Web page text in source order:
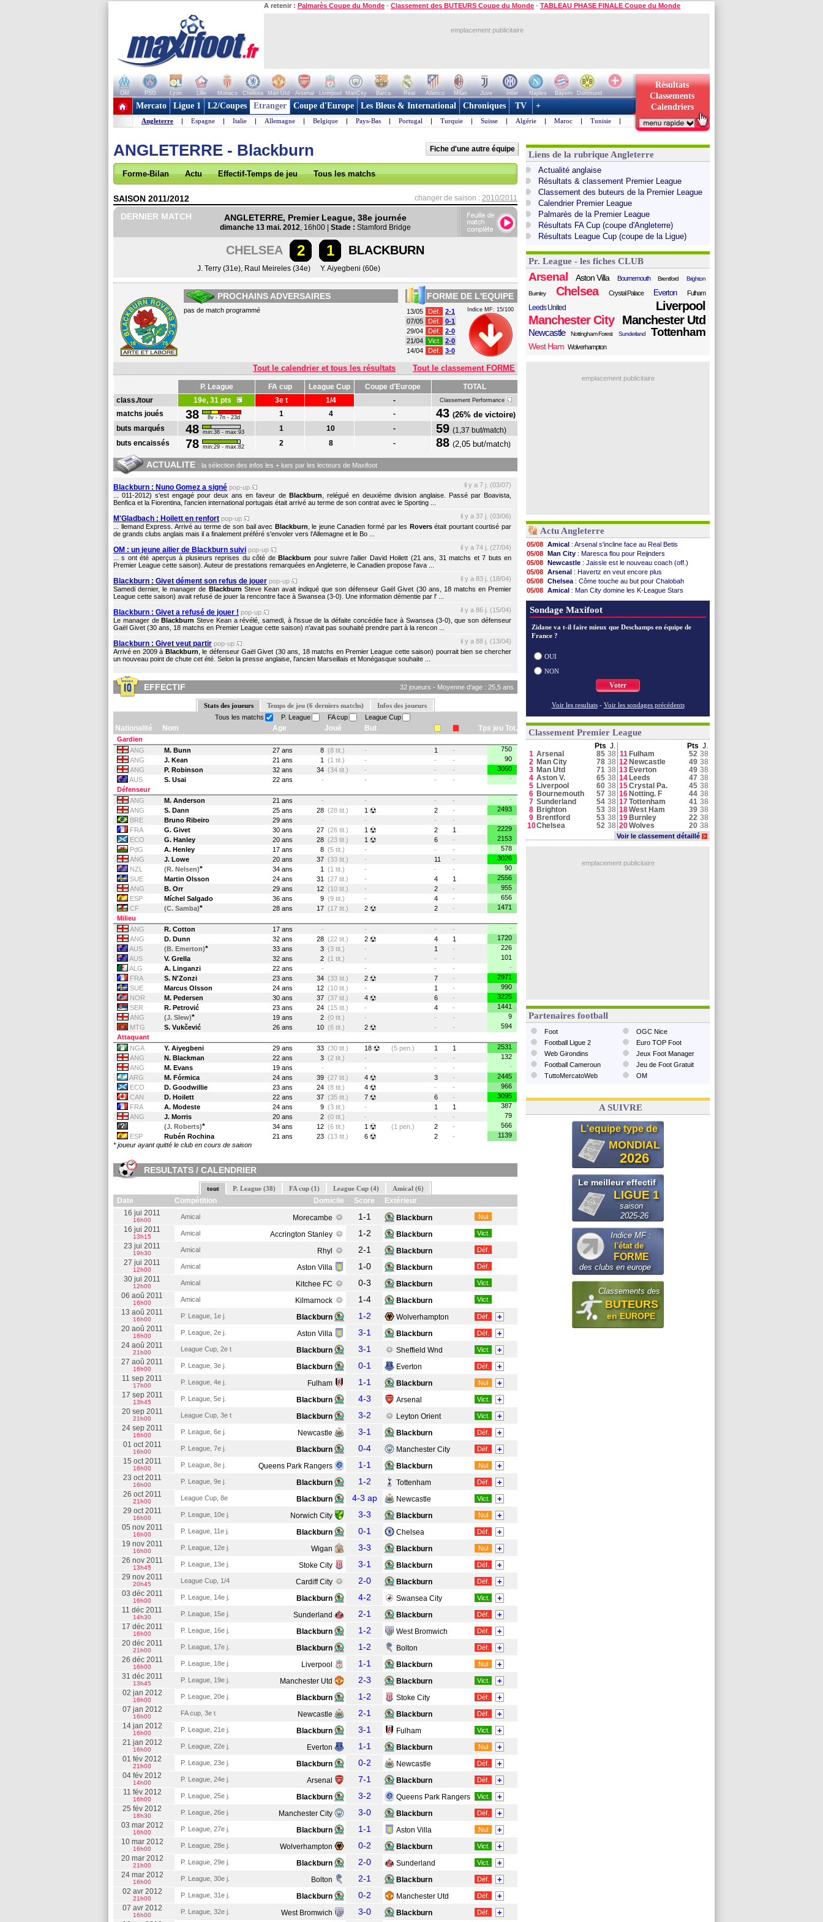
A retenir : Palmarès Coupe du Monde - Classement des BUTEURS Coupe du Monde - TABLEAU PHASE FINALE Coupe du Monde
emplacement publicitaire
OM PSG Lyon Lille Monaco Chelsea Man Utd Arsenal Liverpool ManCity Barca Real Atletico Milan Juve Inter Naples Bayern
Dortmund
+ de clubs
Résultats
Classements
Calendriers
Mercato Ligue 1 L2/Coupes Etranger Coupe d'Europe Les Bleus & International Chroniques TV +
Angleterre | Espagne | Italie | Allemagne | Belgique | Pays-Bas | Portugal | Turquie | Suisse | Algérie | Maroc | Tunisie |
ANGLETERRE - Blackburn Fiche d'une autre équipe
Forme-Bilan Actu Effectif-Temps de jeu Tous les matchs
SAISON 2011/2012 changer de saison : 2010/2011
DERNIER MATCH ANGLETERRE, Premier League, 38e journée
dimanche 13 mai. 2012, 16h00 | Stade : Stamford Bridge
CHELSEA 2 1 BLACKBURN
J. Terry (31e), Raul Meireles (34e) Y. Aiyegbeni (60e)
PROCHAINS ADVERSAIRES
pas de match programmé
FORME DE L'EQUIPE
13/05 Déf.
2-1
07/05
Déf.
0-1
29/04
Déf.
2-0
21/04
Vict.
2-0
14/04
Déf. 3-0
Indice MF: 15/100
Tout le calendrier et tous les résultats Tout le classement FORME
P. League FA cup League Cup Coupe d'Europe
TOTAL
class./tour
19e, 31 pts 3e t 1/4 - Classement Performance
matchs joués 38 8v - 7n - 23d 1 4 - 43 (26% de victoire)
buts marqués
48 min:36 - max:93 1 10 - 59 (1,37 but/match)
buts encaissés
78 min:29 - max:82 2 8 - 88 (2,05 but/match)
ACTUALITE : la sélection des infos les + lues par les lecteurs de Maxifoot
Blackburn : Nuno Gomez a signé pop-up
il y a 7 j. (03/07)
... 011-2012) s'est engagé pour deux ans en faveur de Blackburn , relégué en deuxième division anglaise. Passé par Boavista,
Benfica et la Fiorentina, l'ancien international portugais était arrivé au terme de son contrat avec le Sporting ...
M'Gladbach : Hoilett en renfort pop-up
il y a 37 j. (03/06)
... llemand Express. Arrivé au terme de son bail avec Blackburn , le jeune Canadien formé par les Roversétait pourtant courtisé par
de grands clubs anglais mais il a finalement préféré s'envoler vers l'Allemagne et le Bo ...
OM : un jeune ailier de Blackburn suivi pop-up
il y a 74 j. (27/04)
... s ont été aperçus à plusieurs reprises du côté deBlackburn pour suivre l'ailier David Hoilett (21 ans, 31 matchs et 7 buts en
Premier League cette saison). Auteur de prestations remarquées en Angleterre, le Canadien propose l'ava ...
Blackburn : Givet dément son refus de jouer pop-up
il y a 83 j. (18/04)
Samedi dernier, le manager de Blackburn Steve Kean avait indiqué que son défenseur Gaël Givet (30 ans, 18 matchs en Premier
League cette saison) avait refusé de jouer la rencontre face à Swansea (3-0). Une information démentie par l' ...
Blackburn : Givet a refusé de jouer ! pop-up
il y a 86 j. (15/04)
Le manager deBlackburn Steve Kean a révélé, samedi, à l'issue de la défaite concédée face à Swansea (3-0), que son défenseur
Gaël Givet (30 ans, 18 matchs en Premier League cette saison) n'avait pas souhaité prendre part à la rencon ...
Blackburn : Givet veut partir pop-up
il y a 88 j. (13/04)
Arrivé en 2009 à Blackburn , le défenseur Gaël Givet (30 ans, 18 matchs en Premier League cette saison) pourrait bien se chercher
un nouveau point de chute cet été. Selon la presse anglaise, l'ancien Marseillais et Monégasque souhaite ...
EFFECTIF 32 joueurs - Moyenne d'age : 25,5 ans
Stats des joueurs Temps de jeu (6 derniers matchs)
Infos des joueurs
Tous les matchs
P. League FA cup League Cup
Nationalité Nom Age Joué But Tps jeu Tot.
Gardien
ANG
M. Bunn 27 ans 8 (8 tit.) - 1 -
750
ANG
J. Kean 21 ans 1 (1 tit.) - - -
90
ANG
P. Robinson 32 ans 34 (34 tit.) - - -
3060
AUS
S. Usai 22 ans - - - -
-
Défenseur
ANG
M. Anderson 21 ans - - - -
-
ANG
S. Dann 25 ans 28 (28 tit.) 1 2 -
2493
BRE
Bruno Ribeiro 29 ans - - - -
-
FRA
G. Givet 30 ans 27 (26 tit.) 1 2 1
2229
ECO
G. Hanley 20 ans 28 (23 tit.) 1 6 -
2153
PdG
A. Henley 17 ans 8 (5 tit.) - - -
578
ANG
J. Lowe 20 ans 37 (33 tit.) - 11 -
3026
NZL
(R. Nelsen)* 34 ans 1 (1 tit.) - - -
90
SUE
Martin Olsson 24 ans 31 (27 tit.) - 4 1
2556
ANG
B. Orr 29 ans 12 (10 tit.) - 2 -
955
ESP
Míchel Salgado 36 ans 9 (9 tit.) - 4 -
656
CF
(C. Samba)* 28 ans 17 (17 tit.) 2 2 -
1471
Milieu
ANG
R. Cotton 17 ans - - - -
-
ANG
D. Dunn 32 ans 28 (22 tit.) 2 4 1
1720
AUS
(B. Emerton)* 33 ans 3 (3 tit.) - 1 -
226
AUS
V. Grella 32 ans 2 (1 tit.) - - -
101
ALG
A. Linganzi 22 ans - - - -
-
FRA
S. N'Zonzi 23 ans 34 (33 tit.) 2 7 -
2971
SUE
Marcus Olsson 24 ans 12 (10 tit.) - 1 -
990
NOR
M. Pedersen 30 ans 37 (37 tit.) 4 6 -
3225
SER
R. Petrović 23 ans 24 (15 tit.) - 4 -
1441
ANG
(J. Slew)* 19 ans 2 (0 tit.) - - -
9
MTG
S. Vukčević 26 ans 10 (6 tit.) 2 - -
594
Attaquant
NGA
Y. Aiyegbeni 29 ans 33 (30 tit.) 18 (5 pen.) 1 1
2531
ANG
N. Blackman 22 ans 3 (2 tit.) - - -
132
ANG
M. Evans 19 ans - - - -
-
ARG
M. Fórmica 24 ans 39 (27 tit.) 4 3 -
2445
ECO
D. Goodwillie 23 ans 24 (8 tit.) 4 - -
966
CAN
D. Hoilett 22 ans 37 (35 tit.) 7 6 -
3095
FRA
A. Modeste 24 ans 9 (3 tit.) - 1 1
387
ANG
J. Morris 20 ans 2 (0 tit.) - - -
79
(J. Roberts)* 34 ans 12 (6 tit.) 1 (1 pen.) 2 -
566
ESP
Rubén Rochina 21 ans 23 (13 tit.) 6 2 -
1139
* joueur ayant quitté le club en cours de saison
RESULTATS / CALENDRIER
tout P. League (38) FA cup (1) League Cup (4) Amical (6)
Date Compétition Domicile Score
Extérieur
16 jui 2011
16h00 Amical Morecambe 1-1 Blackburn Nul
16 jui 2011
13h15 Amical Accrington Stanley 1-2 Blackburn Vict.
23 jui 2011
19h30 Amical Rhyl 2-1 Blackburn Déf.
27 jui 2011
12h00 Amical Aston Villa 1-0 Blackburn Déf.
30 jui 2011
12h00 Amical Kitchee FC 0-3 Blackburn Vict.
06 aoû 2011
16h00 Amical Kilmarnock 1-4 Blackburn Vict.
13 aoû 2011
16h00 P. League, 1e j. Blackburn 1-2 Wolverhampton Déf. +
20 aoû 2011
16h00 P. League, 2e j. Aston Villa 3-1 Blackburn Déf. +
24 aoû 2011
21h00 League Cup, 2e t Blackburn 3-1 Sheffield Wnd Vict. +
27 aoû 2011
16h00 P. League, 3e j. Blackburn 0-1 Everton Déf. +
11 sep 2011
17h00 P. League, 4e j. Fulham 1-1 Blackburn Nul +
17 sep 2011
13h45 P. League, 5e j. Blackburn 4-3 Arsenal Vict. +
20 sep 2011
21h00 League Cup, 3e t Blackburn 3-2 Leyton Orient Vict. +
24 sep 2011
16h00 P. League, 6e j. Newcastle 3-1 Blackburn Déf. +
01 oct 2011
16h00 P. League, 7e j. Blackburn 0-4 Manchester City Déf. +
15 oct 2011
16h00 P. League, 8e j. Queens Park Rangers 1-1 Blackburn Nul +
23 oct 2011
16h00 P. League, 9e j. Blackburn 1-2 Tottenham Déf. +
26 oct 2011
21h00 League Cup, 8e Blackburn 4-3 ap Newcastle Vict. +
29 oct 2011
16h00 P. League, 10e j. Norwich City 3-3 Blackburn Nul +
05 nov 2011
16h00 P. League, 11e j. Blackburn 0-1 Chelsea Déf. +
19 nov 2011
16h00 P. League, 12e j. Wigan 3-3 Blackburn Nul +
26 nov 2011
13h45 P. League, 13e j. Stoke City 3-1 Blackburn Déf. +
29 nov 2011
20h45 League Cup, 1/4 Cardiff City 2-0 Blackburn Déf. +
03 déc 2011
16h00 P. League, 14e j. Blackburn 4-2 Swansea City Vict. +
11 déc 2011
14h30 P. League, 15e j. Sunderland 2-1 Blackburn Déf. +
17 déc 2011
16h00 P. League, 16e j. Blackburn 1-2 West Bromwich Déf. +
20 déc 2011
21h00 P. League, 17e j. Blackburn 1-2 Bolton Déf. +
26 déc 2011
16h00 P. League, 18e j. Liverpool 1-1 Blackburn Nul +
31 déc 2011
13h45 P. League, 19e j. Manchester Utd 2-3 Blackburn Vict. +
02 jan 2012
16h00 P. League, 20e j. Blackburn 1-2 Stoke City Déf. +
07 jan 2012
16h00 FA cup, 3e t Newcastle 2-1 Blackburn Déf. +
14 jan 2012
16h00 P. League, 21e j. Blackburn 3-1 Fulham Vict. +
21 jan 2012
16h00 P. League, 22e j. Everton 1-1 Blackburn Nul +
01 fév 2012
21h00 P. League, 23e j. Blackburn 0-2 Newcastle Déf. +
04 fév 2012
14h00 P. League, 24e j. Arsenal 7-1 Blackburn Déf. +
11 fév 2012
16h00 P. League, 25e j. Blackburn 3-2 Queens Park Rangers Vict. +
25 fév 2012
18h30 P. League, 26e j. Manchester City 3-0 Blackburn Déf. +
03 mar 2012
16h00 P. League, 27e j. Blackburn 1-1 Aston Villa Nul +
10 mar 2012
16h00 P. League, 28e j. Wolverhampton 0-2 Blackburn Vict. +
20 mar 2012
21h00 P. League, 29e j. Blackburn 2-0 Sunderland Vict. +
24 mar 2012
16h00 P. League, 30e j. Bolton 2-1 Blackburn Déf. +
02 avr 2012
21h00 P. League, 31e j. Blackburn 0-2 Manchester Utd Déf. +
07 avr 2012
16h00 P. League, 32e j. West Bromwich 3-0 Blackburn Déf. +
Liens de la rubrique Angleterre
Actualité anglaise
Résultats & classement Premier League
Classement des buteurs de la Premier League
Calendrier Premier League
Palmarès de la Premier League
Résultats FA Cup (coupe d'Angleterre)
Résultats League Cup (coupe de la Ligue)
Pr. League - les fiches CLUB
Arsenal Aston Villa Bournemouth Brentford Brighton
Burnley Chelsea Crystal Palace Everton Fulham
Leeds United
Liverpool
Manchester City
Manchester Utd
Newcastle Nottingham Forest Sunderland Tottenham
West Ham Wolverhampton
emplacement publicitaire
Actu Angleterre
05/08 Amical : Arsenal s'incline face au Real Betis
05/08 Man City : Maresca flou pour Reijnders
05/08 Newcastle : Jaissle est le nouveau coach (off.)
05/08 Arsenal : Havertz en veut encore plus
05/08 Chelsea : Côme touche au but pour Chalobah
05/08 Amical : Man City domine les K-League Stars
05/08 Hull: Tzolakis pour 23,3 M€ (officiel)
05/08 Man Utd: un contrat à 21 M€ avec Betway
05/08 Arsenal: c'est bouclé pour Guimarães
05/08 Ipswich : Florentino Luis pour 18,7 M€ (off.)
04/08 Man City
04/08
Chelsea
03/08
Chelsea
Voir toutes les brèves
Sondage Maxifoot
Zidane va t-il faire mieux que Deschamps en équipe de
France ?
OUI
NON
Voter
Voir les resultats - Voir les sondages précédents
Classement Premier League
Pts J. Pts J.
1 Arsenal 85 38 11 Fulham 52 38
2 Man City 78 38 12 Newcastle 49 38
3 Man Utd 71 38 13 Everton 49 38
4 Aston V. 65 38 14 Leeds 47 38
5 Liverpool 60 38 15Crystal Pa. 45 38
6 Bournemouth 57 38 16 Notting. F 44 38
7 Sunderland 54 38 17Tottenham 41 38
8 Brighton 53 38 18West Ham 39 38
9 Brentford 53 38 19 Burnley 22 38
10Chelsea 52 38 20Wolves 20 38
Voir le classement détaillé >
emplacement publicitaire
Partenaires football
Foot
Football Ligue 2
Web Girondins
Football Cameroun
TuttoMercatoWeb
OGC Nice
Euro TOP Foot
Jeux Foot Manager
Jeu de Foot Gratuit
OM
A SUIVRE
L'equipe type de
MONDIAL
2026
Le meilleur effectif
LIGUE 1
saison
2025-26
Indice MF :
l'état de
FORME
des clubs en europe
Classements des
BUTEURS
en EUROPE